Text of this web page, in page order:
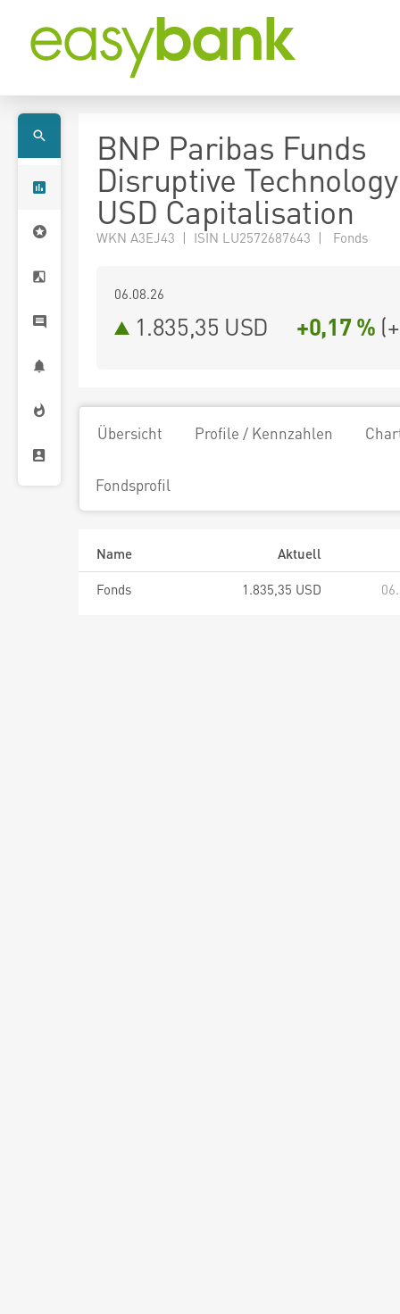
BNP Paribas Funds
Disruptive
USD Capitalisation
WKN A3EJ43 | ISIN LU2572687643 | Fonds
06.08.26
1.835,35 USD +0,17 % (
Übersicht Profile / Kennzahlen
Fondsprofil
Name
Aktuell
Fonds
1.835,35 USD